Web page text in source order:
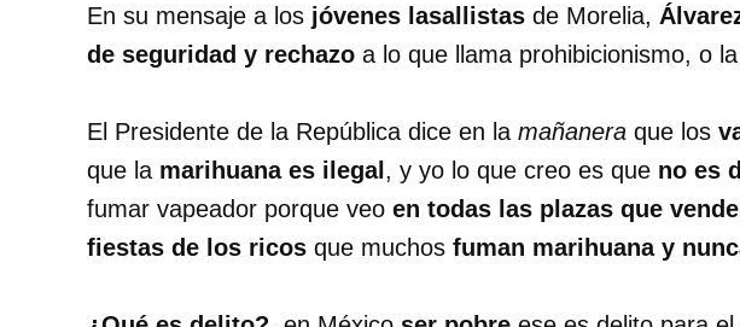
En su mensaje a los jóvenes lasallistas de Morelia,
de seguridad y rechazo a lo que llama prohibicionismo, o
El Presidente de la República dice en la mañanera que los
que la marihuana es ilegal, y yo lo que creo es que no es
fumar vapeador porque veo en todas las plazas que
fiestas de los ricos que muchos fuman marihuana y